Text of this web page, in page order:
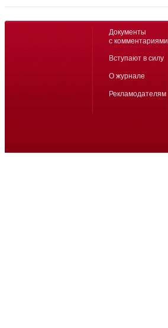
Документы
с комментариями
Вступают в силу
О журнале
Рекламодателям